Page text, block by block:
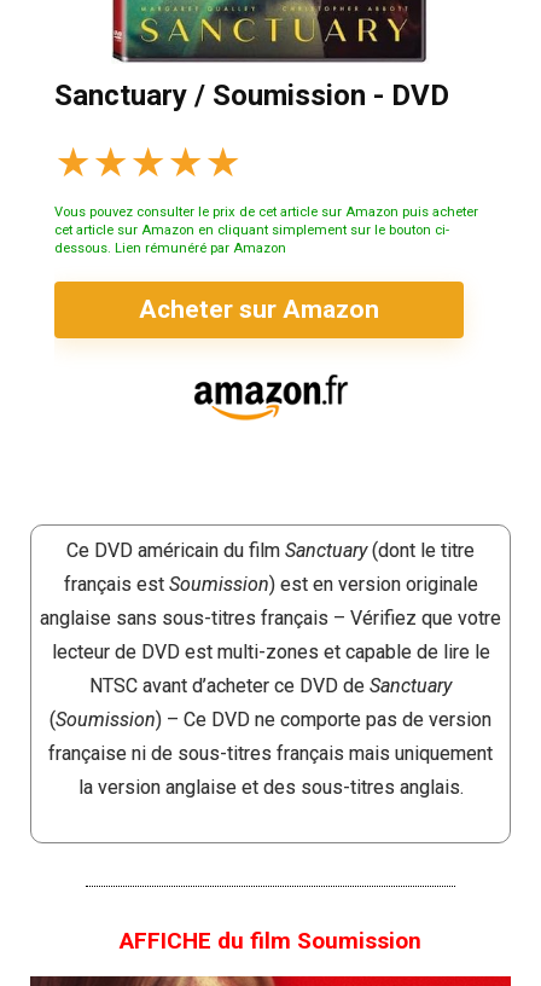
Sanctuary / Soumission - DVD
★★★★★
Vous pouvez consulter le prix de cet article sur Amazon puis acheter
cet article sur Amazon en cliquant simplement sur le bouton ci-
dessous. Lien rémunéré par Amazon
Acheter sur Amazon
Ce DVD américain du film Sanctuary(dont le titre
français est Soumission) est en version originale
anglaise sans sous-titres français – Vérifiez que votre
lecteur de DVD est multi-zones et capable de lire le
NTSC avant d’acheter ce DVD de Sanctuary
(Soumission) – Ce DVD ne comporte pas de version
française ni de sous-titres français mais uniquement
la version anglaise et des sous-titres anglais.
AFFICHE du film Soumission